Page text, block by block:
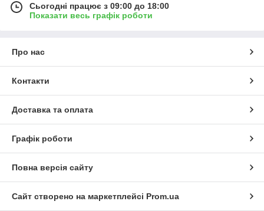
Сьогодні працює з 09:00 до 18:00
Показати весь графік роботи
Про нас
Контакти
Доставка та оплата
Графік роботи
Повна версія сайту
Сайт створено на маркетплейсі Prom.ua